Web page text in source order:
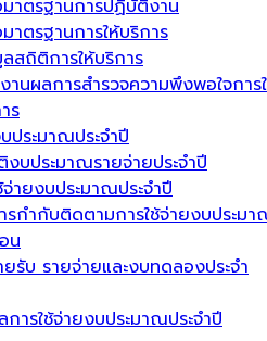
าตรฐานการปฏิบัติงาน
าตรฐานการให้บริการ
สถิติการให้บริการ
านผลการสำรวจความพึงพอใจการ
ร
ประมาณประจำปี
ประมาณรายจ่ายประจำปี
ายงบประมาณประจำปี
รกำกับติดตามการใช้จ่ายงบประม
น
ยรับ รายจ่ายและงบทดลองประจำ
ารใช้จ่ายงบประมาณประจำปี